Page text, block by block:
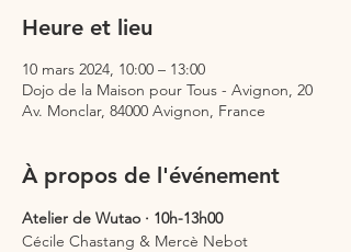
Heure et lieu
10 mars 2024, 10:00 – 13:00
Dojo de la Maison pour Tous - Avignon, 20
Av. Monclar, 84000 Avignon, France
À propos de l'événement
Atelier de Wutao · 10h-13h00
Cécile Chastang & Mercè Nebot